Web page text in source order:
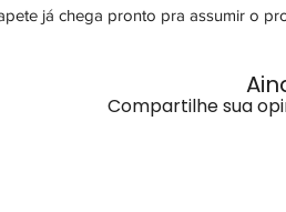
já chega pronto pra assumir o
Compartilhe sua